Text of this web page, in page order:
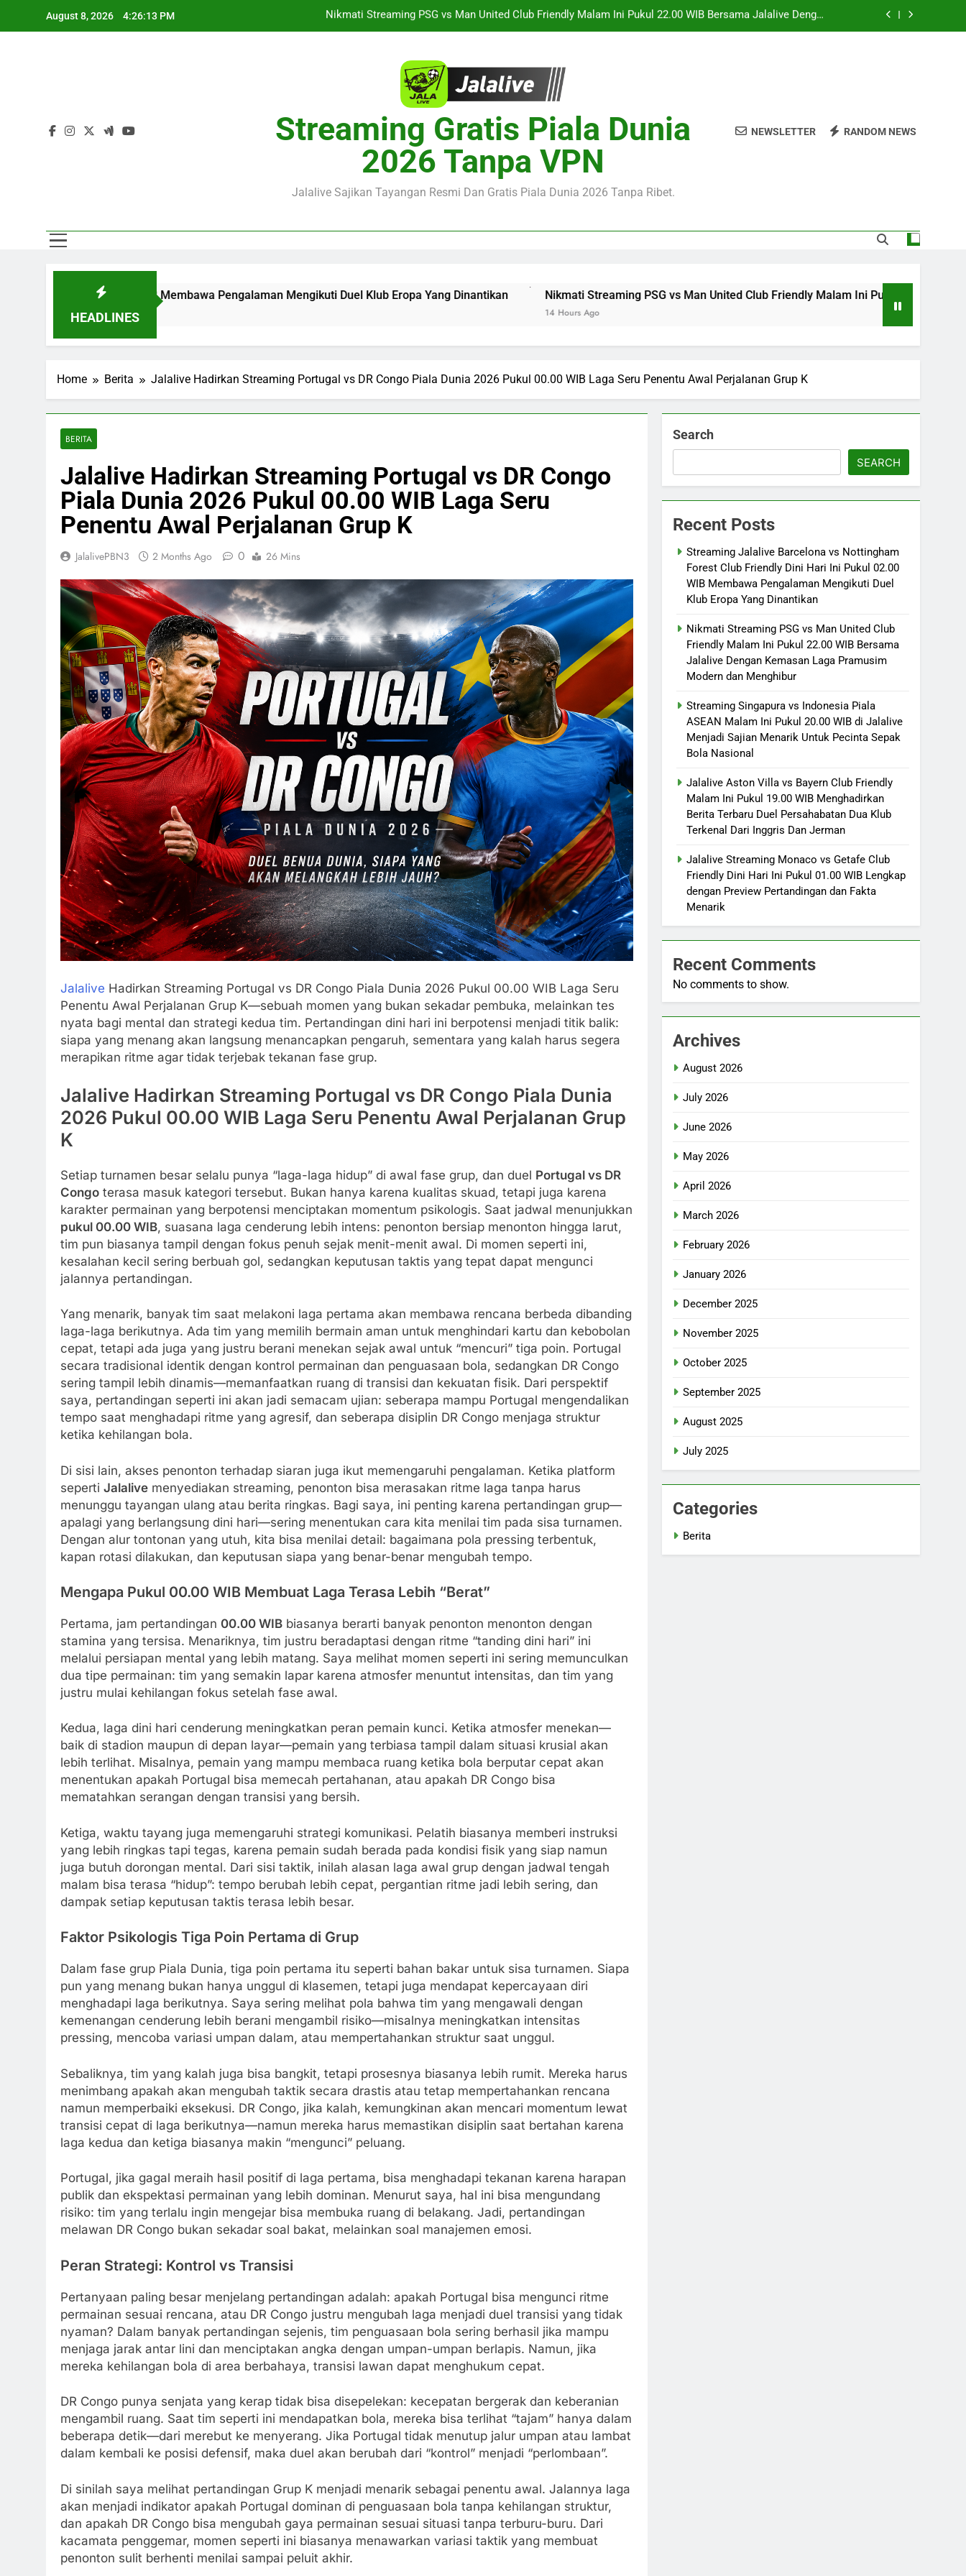
August 8, 2026 4:26:14 PM
Streaming Singapura vs Indonesia Piala ASEAN Malam Ini Pukul 20.00 WIB di Jalalive Menjadi Sajian
Streaming Jalalive Barcelona vs Nottingham Forest Club Friendly Dini Hari Ini Pukul 02.00 WIB Membawa
Pengalaman Mengikuti Duel Klub Eropa Yang Dinantikan
Nikmati Streaming PSG vs Man United Club Friendly Malam Ini Pukul 22.00 WIB Bersama Jalalive Dengan
Kemasan Laga Pramusim Modern dan Menghibur
Streaming Singapura vs Indonesia Piala ASEAN Malam Ini Pukul 20.00 WIB di Jalalive Menjadi Sajian
Jalalive Aston Villa vs Bayern Club Friendly Malam Ini Pukul 19.00 WIB Menghadirkan Berita Terbaru Duel
Persahabatan Dua Klub Terkenal Dari Inggris Dan Jerman
Streaming Gratis Piala Dunia
2026 Tanpa VPN
Jalalive Sajikan Tayangan Resmi Dan Gratis Piala Dunia 2026 Tanpa Ribet.
NEWSLETTER RANDOM NEWS
HEADLINES
WIB Membawa Pengalaman Mengikuti Duel Klub Eropa Yang Dinantikan Nikmati Streaming PSG vs Man United Club Friendly Malam Ini Pukul 22.00 WIB Bersama
Home Berita Jalalive Hadirkan Streaming Portugal vs DR Congo Piala Dunia 2026 Pukul 00.00 WIB Laga Seru Penentu Awal Perjalanan Grup K
BERITA
Jalalive Hadirkan Streaming Portugal vs DR Congo
Piala Dunia 2026 Pukul 00.00 WIB Laga Seru
Penentu Awal Perjalanan Grup K
JalalivePBN3 2 Months Ago 0 26 Mins
Jalalive Hadirkan Streaming Portugal vs DR Congo Piala Dunia 2026 Pukul 00.00 WIB Laga Seru
Penentu Awal Perjalanan Grup K—sebuah momen yang bukan sekadar pembuka, melainkan tes
nyata bagi mental dan strategi kedua tim. Pertandingan dini hari ini berpotensi menjadi titik balik:
siapa yang menang akan langsung menancapkan pengaruh, sementara yang kalah harus segera
merapikan ritme agar tidak terjebak tekanan fase grup.
Jalalive Hadirkan Streaming Portugal vs DR Congo Piala Dunia
2026 Pukul 00.00 WIB Laga Seru Penentu Awal Perjalanan Grup
K
Setiap turnamen besar selalu punya “laga-laga hidup” di awal fase grup, dan duel Portugal vs DR
Congo terasa masuk kategori tersebut. Bukan hanya karena kualitas skuad, tetapi juga karena
karakter permainan yang berpotensi menciptakan momentum psikologis. Saat jadwal menunjukkan
pukul 00.00 WIB, suasana laga cenderung lebih intens: penonton bersiap menonton hingga larut,
tim pun biasanya tampil dengan fokus penuh sejak menit-menit awal. Di momen seperti ini,
kesalahan kecil sering berbuah gol, sedangkan keputusan taktis yang tepat dapat mengunci
jalannya pertandingan.
Yang menarik, banyak tim saat melakoni laga pertama akan membawa rencana berbeda dibanding
laga-laga berikutnya. Ada tim yang memilih bermain aman untuk menghindari kartu dan kebobolan
cepat, tetapi ada juga yang justru berani menekan sejak awal untuk “mencuri” tiga poin. Portugal
secara tradisional identik dengan kontrol permainan dan penguasaan bola, sedangkan DR Congo
sering tampil lebih dinamis—memanfaatkan ruang di transisi dan kekuatan fisik. Dari perspektif
saya, pertandingan seperti ini akan jadi semacam ujian: seberapa mampu Portugal mengendalikan
tempo saat menghadapi ritme yang agresif, dan seberapa disiplin DR Congo menjaga struktur
ketika kehilangan bola.
Di sisi lain, akses penonton terhadap siaran juga ikut memengaruhi pengalaman. Ketika platform
seperti Jalalive menyediakan streaming, penonton bisa merasakan ritme laga tanpa harus
menunggu tayangan ulang atau berita ringkas. Bagi saya, ini penting karena pertandingan grup—
apalagi yang berlangsung dini hari—sering menentukan cara kita menilai tim pada sisa turnamen.
Dengan alur tontonan yang utuh, kita bisa menilai detail: bagaimana pola pressing terbentuk,
kapan rotasi dilakukan, dan keputusan siapa yang benar-benar mengubah tempo.
Mengapa Pukul 00.00 WIB Membuat Laga Terasa Lebih “Berat”
Pertama, jam pertandingan 00.00 WIB biasanya berarti banyak penonton menonton dengan
stamina yang tersisa. Menariknya, tim justru beradaptasi dengan ritme “tanding dini hari” ini
melalui persiapan mental yang lebih matang. Saya melihat momen seperti ini sering memunculkan
dua tipe permainan: tim yang semakin lapar karena atmosfer menuntut intensitas, dan tim yang
justru mulai kehilangan fokus setelah fase awal.
Kedua, laga dini hari cenderung meningkatkan peran pemain kunci. Ketika atmosfer menekan—
baik di stadion maupun di depan layar—pemain yang terbiasa tampil dalam situasi krusial akan
lebih terlihat. Misalnya, pemain yang mampu membaca ruang ketika bola berputar cepat akan
menentukan apakah Portugal bisa memecah pertahanan, atau apakah DR Congo bisa
mematahkan serangan dengan transisi yang bersih.
Ketiga, waktu tayang juga memengaruhi strategi komunikasi. Pelatih biasanya memberi instruksi
yang lebih ringkas tapi tegas, karena pemain sudah berada pada kondisi fisik yang siap namun
juga butuh dorongan mental. Dari sisi taktik, inilah alasan laga awal grup dengan jadwal tengah
malam bisa terasa “hidup”: tempo berubah lebih cepat, pergantian ritme jadi lebih sering, dan
dampak setiap keputusan taktis terasa lebih besar.
Faktor Psikologis Tiga Poin Pertama di Grup
Dalam fase grup Piala Dunia, tiga poin pertama itu seperti bahan bakar untuk sisa turnamen. Siapa
pun yang menang bukan hanya unggul di klasemen, tetapi juga mendapat kepercayaan diri
menghadapi laga berikutnya. Saya sering melihat pola bahwa tim yang mengawali dengan
kemenangan cenderung lebih berani mengambil risiko—misalnya meningkatkan intensitas
pressing, mencoba variasi umpan dalam, atau mempertahankan struktur saat unggul.
Sebaliknya, tim yang kalah juga bisa bangkit, tetapi prosesnya biasanya lebih rumit. Mereka harus
menimbang apakah akan mengubah taktik secara drastis atau tetap mempertahankan rencana
namun memperbaiki eksekusi. DR Congo, jika kalah, kemungkinan akan mencari momentum lewat
transisi cepat di laga berikutnya—namun mereka harus memastikan disiplin saat bertahan karena
laga kedua dan ketiga biasanya makin “mengunci” peluang.
Portugal, jika gagal meraih hasil positif di laga pertama, bisa menghadapi tekanan karena harapan
publik dan ekspektasi permainan yang lebih dominan. Menurut saya, hal ini bisa mengundang
risiko: tim yang terlalu ingin mengejar bisa membuka ruang di belakang. Jadi, pertandingan
melawan DR Congo bukan sekadar soal bakat, melainkan soal manajemen emosi.
Peran Strategi: Kontrol vs Transisi
Pertanyaan paling besar menjelang pertandingan adalah: apakah Portugal bisa mengunci ritme
permainan sesuai rencana, atau DR Congo justru mengubah laga menjadi duel transisi yang tidak
nyaman? Dalam banyak pertandingan sejenis, tim penguasaan bola sering berhasil jika mampu
menjaga jarak antar lini dan menciptakan angka dengan umpan-umpan berlapis. Namun, jika
mereka kehilangan bola di area berbahaya, transisi lawan dapat menghukum cepat.
DR Congo punya senjata yang kerap tidak bisa disepelekan: kecepatan bergerak dan keberanian
mengambil ruang. Saat tim seperti ini mendapatkan bola, mereka bisa terlihat “tajam” hanya dalam
beberapa detik—dari merebut ke menyerang. Jika Portugal tidak menutup jalur umpan atau lambat
dalam kembali ke posisi defensif, maka duel akan berubah dari “kontrol” menjadi “perlombaan”.
Di sinilah saya melihat pertandingan Grup K menjadi menarik sebagai penentu awal. Jalannya laga
akan menjadi indikator apakah Portugal dominan di penguasaan bola tanpa kehilangan struktur,
dan apakah DR Congo bisa mengubah gaya permainan sesuai situasi tanpa terburu-buru. Dari
kacamata penggemar, momen seperti ini biasanya menawarkan variasi taktik yang membuat
penonton sulit berhenti menilai sampai peluit akhir.
Search
SEARCH
Recent Posts
Streaming Jalalive Barcelona vs Nottingham
Forest Club Friendly Dini Hari Ini Pukul 02.00
WIB Membawa Pengalaman Mengikuti Duel
Klub Eropa Yang Dinantikan
Nikmati Streaming PSG vs Man United Club
Friendly Malam Ini Pukul 22.00 WIB Bersama
Jalalive Dengan Kemasan Laga Pramusim
Modern dan Menghibur
Streaming Singapura vs Indonesia Piala
ASEAN Malam Ini Pukul 20.00 WIB di Jalalive
Menjadi Sajian Menarik Untuk Pecinta Sepak
Bola Nasional
Jalalive Aston Villa vs Bayern Club Friendly
Malam Ini Pukul 19.00 WIB Menghadirkan
Berita Terbaru Duel Persahabatan Dua Klub
Terkenal Dari Inggris Dan Jerman
Jalalive Streaming Monaco vs Getafe Club
Friendly Dini Hari Ini Pukul 01.00 WIB Lengkap
dengan Preview Pertandingan dan Fakta
Menarik
Recent Comments
No comments to show.
Archives
August 2026
July 2026
June 2026
May 2026
April 2026
March 2026
February 2026
January 2026
December 2025
November 2025
October 2025
September 2025
August 2025
July 2025
Categories
Berita